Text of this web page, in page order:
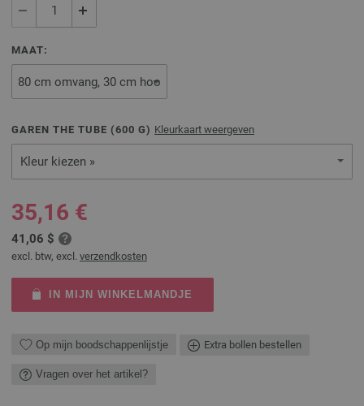
MAAT:
GAREN THE TUBE (600 G) Kleurkaart weergeven
Kleur kiezen »
35,16 €
41,06 $
excl. btw, excl. verzendkosten
IN MIJN WINKELMANDJE
Op mijn boodschappenlijstje Extra bollen bestellen
Vragen over het artikel?